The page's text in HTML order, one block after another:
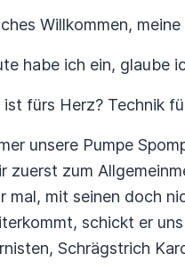
Willkommen,
habe ich ein, glaube
ist fürs Herz? Technik
unsere Pumpe
zuerst zum
mal, mit seinen doch
schickt er
Schrägstrich